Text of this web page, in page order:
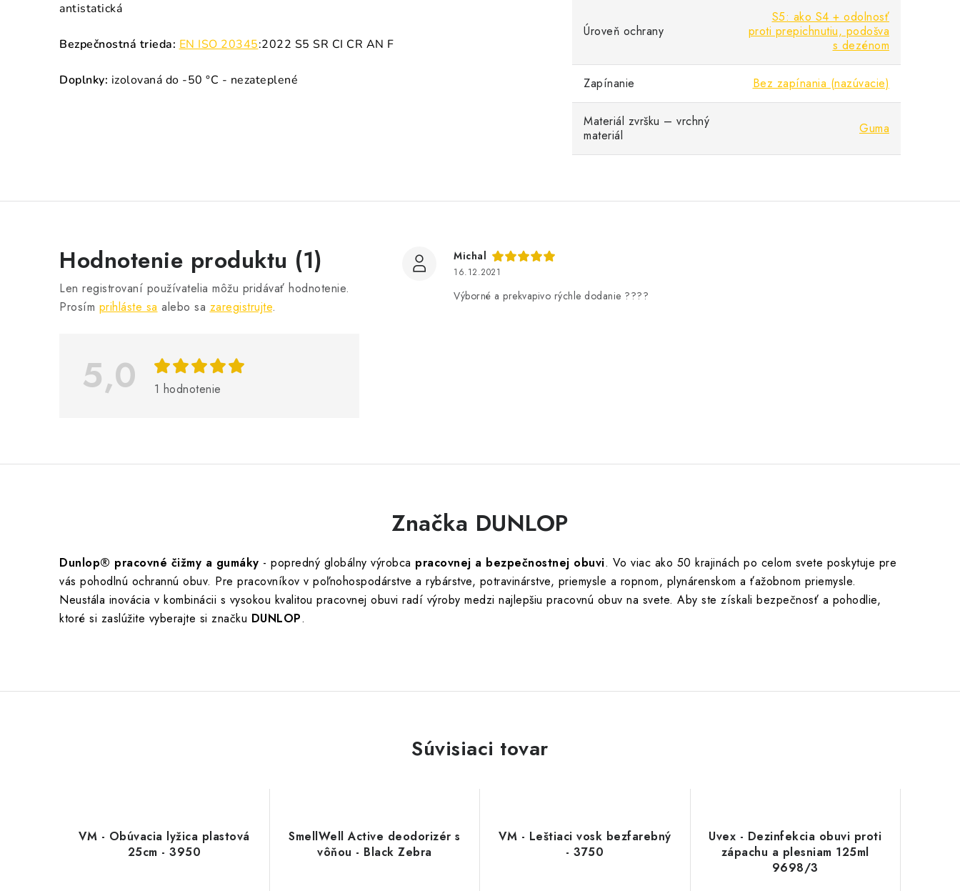
antistatická
Bezpečnostná trieda: EN ISO 20345:2022 S5 SR CI CR AN F
Doplnky: izolovaná do -50 °C - nezateplené
Úroveň ochrany
S5: ako S4 + odolnosť
proti prepichnutiu, podošva
s dezénom
Zapínanie Bez zapínania (nazúvacie)
Materiál zvršku – vrchný
materiál
Guma
Hodnotenie produktu (1)
Len registrovaní používatelia môžu pridávať hodnotenie.
Prosím prihláste sa alebo sa zaregistrujte.
5,0 1 hodnotenie
V
ý
p
o
í
Michal
16.12.2021
Výborné a prekvapivo rýchle dodanie ????
Značka DUNLOP
Dunlop® pracovné čižmy a gumáky - popredný globálny výrobca pracovnej a bezpečnostnej obuvi. Vo viac ako 50 krajinách po celom svete poskytuje pre
vás pohodlnú ochrannú obuv. Pre pracovníkov v poľnohospodárstve a rybárstve, potravinárstve, priemysle a ropnom, plynárenskom a ťažobnom priemysle.
Neustála inovácia v kombinácii s vysokou kvalitou pracovnej obuvi radí výroby medzi najlepšiu pracovnú obuv na svete. Aby ste získali bezpečnosť a pohodlie,
ktoré si zaslúžite vyberajte si značku DUNLOP.
Súvisiaci tovar
VM - Obúvacia lyžica plastová
25cm - 3950
SmellWell Active deodorizér s
vôňou - Black Zebra
VM - Leštiaci vosk bezfarebný
- 3750
Uvex - Dezinfekcia obuvi proti
zápachu a plesniam 125ml
9698/3